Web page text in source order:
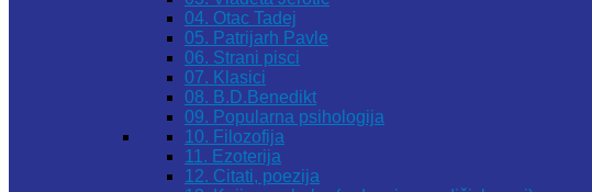
04. Otac Tadej
05. Patrijarh Pavle
06. Strani pisci
07. Klasici
08. B.D.Benedikt
09. Popularna psihologija
10. Filozofija
11. Ezoterija
12. Citati, poezija